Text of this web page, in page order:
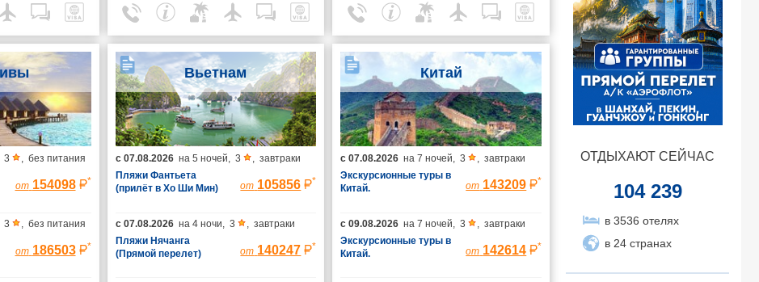
ОТДЫХАЮТ СЕЙЧАС
104 239
в 3536 отелях
в 24 странах
3 , без питания
от 154098 *
3 , без питания
от 186503 *
Вьетнам
с 07.08.2026на 5 ночей, 3 , завтраки
Пляжи Фантьета
(прилёт в Хо Ши Мин)
от 105856 *
с 07.08.2026на 4 ночи, 3 , завтраки
Пляжи Нячанга
(Прямой перелет)
от 140247 *
Китай
с07.08.2026 на7 ночей,3 ,завтраки
Экскурсионные туры в
Китай.
Шанхай/вылет из
Пекина)
от 143209 *
с09.08.2026 на7 ночей,3 ,завтраки
Экскурсионные туры в
Китай.
от 142614 *